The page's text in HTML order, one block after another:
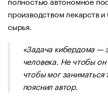
производством лекарств
сырья.
«Задача кибердома —
человека. Не чтобы
чтобы мог
пояснил автор.